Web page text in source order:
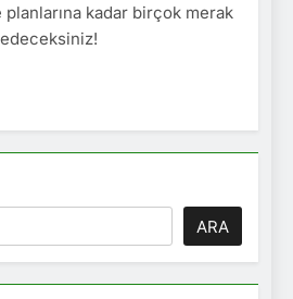
kadar birçok merak
ARA